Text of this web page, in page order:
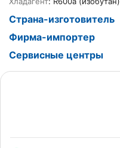
Страна-изготовитель
Фирма-импортер
Сервисные центры